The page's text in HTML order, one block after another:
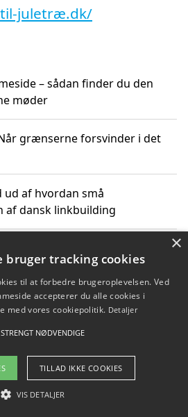
juletræ.dk/
– sådan finder du den
møder
grænserne forsvinder i det
af hvordan små
af dansk linkbuilding
WordPress ekspert og vælg den
at vedligeholde din løsning
2026 - Pilanto Aps
×
bruger tracking cookies
til at forbedre brugeroplevelsen. Ved
accepterer du alle cookies i
med vores cookiepolitik. Detaljer
STRENGT NØDVENDIGE
TILLAD IKKE COOKIES
VIS DETALJER